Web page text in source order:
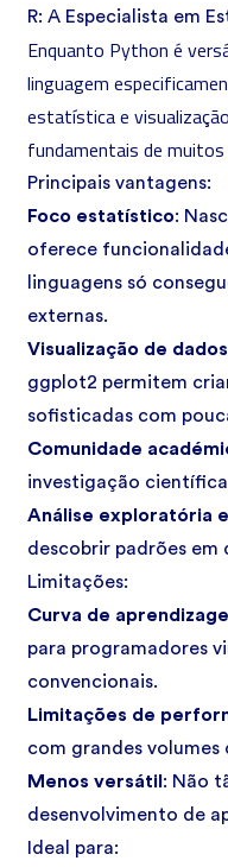
R: A Especialista em
Enquanto Python é
linguagem
estatística e
fundamentais de
Principais vantagens:
Foco estatístico:
oferece
linguagens só
externas.
Visualização de
ggplot2 permitem
sofisticadas com
Comunidade
investigação
Análise exploratória
descobrir padrões em
Limitações:
Curva de
para programadores
convencionais.
Limitações de
com grandes volumes
Menos versátil : Não
desenvolvimento de
Ideal para: